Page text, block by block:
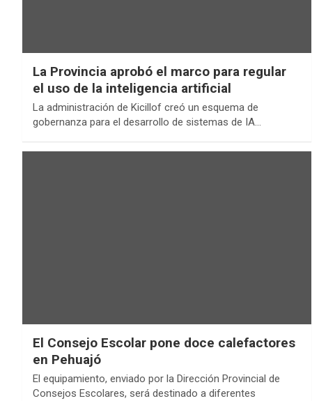
La Provincia aprobó el marco para regular
el uso de la inteligencia artificial
La administración de Kicillof creó un esquema de
gobernanza para el desarrollo de sistemas de IA…
El Consejo Escolar pone doce calefactores
en Pehuajó
El equipamiento, enviado por la Dirección Provincial de
Consejos Escolares, será destinado a diferentes